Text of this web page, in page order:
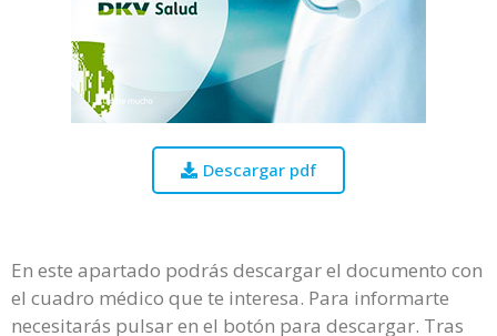
Descargar pdf
En este apartado podrás descargar el documento con
el cuadro médico que te interesa. Para informarte
necesitarás pulsar en el botón para descargar. Tras